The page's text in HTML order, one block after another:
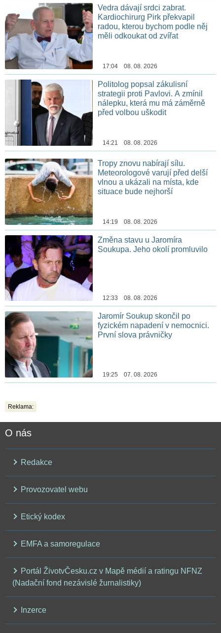
Vedra dávají srdci zabrat.
Kardiochirurg Pirk překvapil
radou, kterou bychom podle něj
měli odkoukat od zvířat
17:04 08. 08. 2026
Politolog popsal zákulisní
strategii proti Pavlovi. A zmínil
nálepku, která mu má záměrně
před volbou uškodit
14:21 08. 08. 2026
Tropy znovu nabírají sílu.
Meteorologové varují před delší
vlnou a ukázali na místa, kde
situace bude nejhorší
14:19 08. 08. 2026
Změna stavu u Jaromíra
Soukupa. Jeho okolí promluvilo
12:33 08. 08. 2026
Jaromír Soukup skončil po
fyzickém napadení v nemocnici.
První slova právničky
19:25 07. 08. 2026
Reklama:
O nás
Redakce
Provozovatel webu
Etický kodex
EMFA a samoregulace
Portál ŽivotvČesku.cz v Mapě médií a ratingu NFNZ
(Nadační fond nezávislé žurnalistiky)
Inzerce